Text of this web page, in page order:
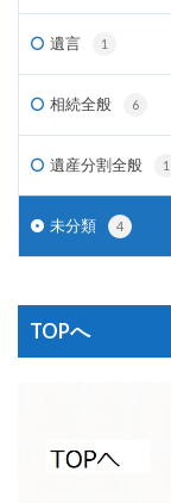
遺言 1
相続全般 6
遺産分割全般 1
未分類 4
TOPへ